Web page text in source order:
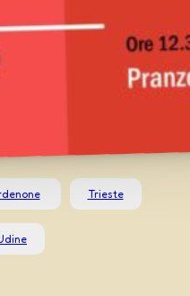
Trieste